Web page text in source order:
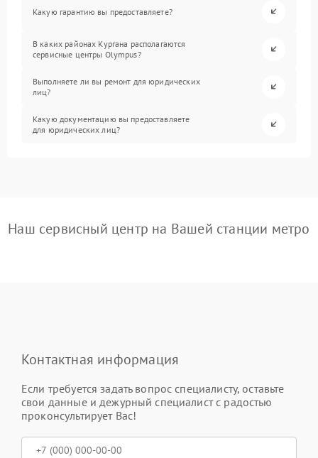
Какую гарантию вы предоставляете?
В каких районах Кургана располагаются
сервисные центры Olympus?
Выполняете ли вы ремонт для юридических
лиц?
Какую документацию вы предоставляете
для юридических лиц?
Наш сервисный центр на Вашей станции метро
Контактная информация
Если требуется задать вопрос специалисту, оставьте
свои данные и дежурный специалист с радостью
проконсультирует Вас!